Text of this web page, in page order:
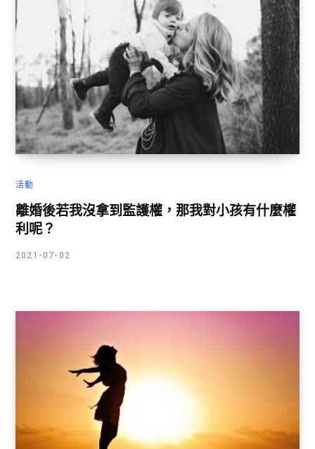
活動
離婚後若我沒拿到監護權，那我對小孩有什麼權
利呢？
2021-07-02